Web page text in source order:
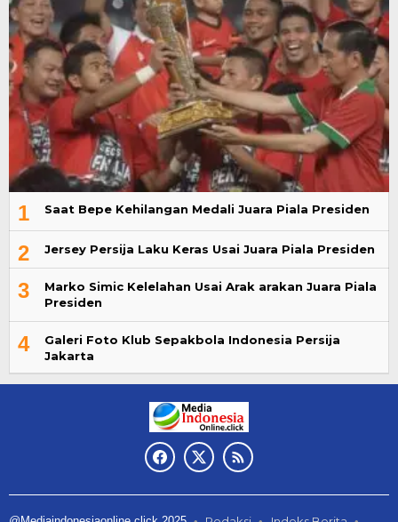
1 Saat Bepe Kehilangan Medali Juara Piala Presiden
2 Jersey Persija Laku Keras Usai Juara Piala Presiden
3
Marko Simic Kelelahan Usai Arak arakan Juara Piala
Presiden
4
Galeri Foto Klub Sepakbola Indonesia Persija
Jakarta